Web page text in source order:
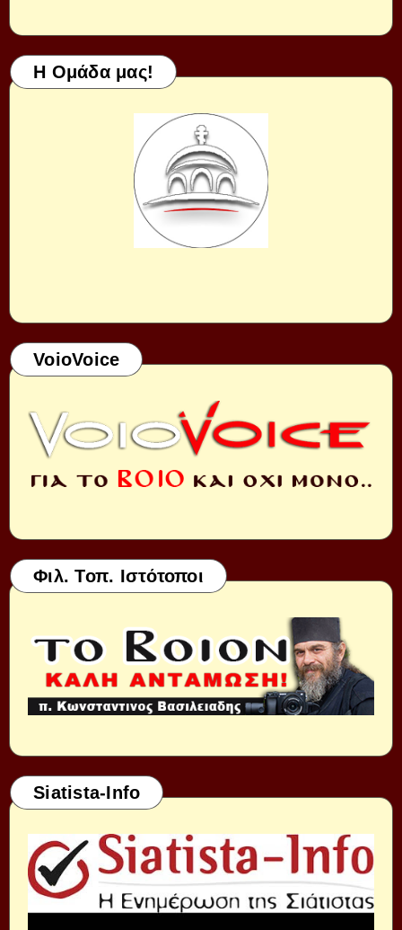
Η Ομάδα μας!
VoioVoice
Φιλ. Τοπ. Ιστότοποι
Siatista-Info